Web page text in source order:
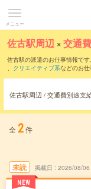
メニュー
佐古駅周辺 ×交通
佐古駅の派遣のお仕事情報です。
、 クリエイティブ系などのお
佐古駅周辺 / 交通費別途支
全 2件
未読
NEW
掲載日 2026/08/06